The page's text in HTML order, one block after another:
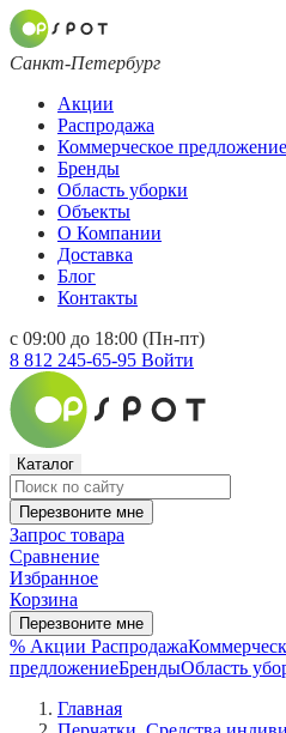
Санкт-Петербург
Акции
Распродажа
Коммерческое предложение
Бренды
Область уборки
Объекты
О Компании
Доставка
Блог
Контакты
с 09:00 до 18:00 (Пн-пт)
8 812 245-65-95 Войти
Каталог
Перезвоните мне
Запрос товара
Сравнение
Избранное
Корзина
Перезвоните мне
% Акции Распродажа
предложениеБрендыОбласть
Главная